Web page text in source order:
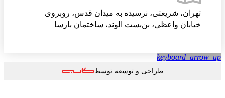
تهران، شریعتی، نرسیده به میدان قدس، روبروی
خیابان واعظی، بن‌بست الوند، ساختمان بارسا
طراحی و توسعه توسط